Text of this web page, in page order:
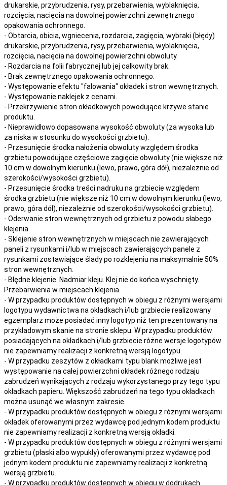
drukarskie, przybrudzenia, rysy, przebarwienia, wyblaknięcia,
rozcięcia, nacięcia na dowolnej powierzchni zewnętrznego
opakowania ochronnego.
- Obtarcia, obicia, wgniecenia, rozdarcia, zagięcia, wybraki (błędy)
drukarskie, przybrudzenia, rysy, przebarwienia, wyblaknięcia,
rozcięcia, nacięcia na dowolnej powierzchni obwoluty.
- Rozdarcia na folii fabrycznej lub jej całkowity brak.
- Brak zewnętrznego opakowania ochronnego.
- Występowanie efektu "falowania" okładek i stron wewnętrznych.
- Występowanie naklejek z cenami.
- Przekrzywienie stron okładkowych powodujące krzywe stanie
produktu.
- Nieprawidłowo dopasowana wysokość obwoluty (za wysoka lub
za niska w stosunku do wysokości grzbietu).
- Przesunięcie środka nałożenia obwoluty względem środka
grzbietu powodujące częściowe zagięcie obwoluty (nie większe niż
10 cm w dowolnym kierunku (lewo, prawo, góra dół), niezależnie od
szerokości/wysokości grzbietu).
- Przesunięcie środka treści nadruku na grzbiecie względem
środka grzbietu (nie większe niż 10 cm w dowolnym kierunku (lewo,
prawo, góra dół), niezależnie od szerokości/wysokości grzbietu).
- Oderwanie stron wewnętrznych od grzbietu z powodu słabego
klejenia.
- Sklejenie stron wewnętrznych w miejscach nie zawierających
paneli z rysunkami i/lub w miejscach zawierających panele z
rysunkami zostawiające ślady po rozklejeniu na maksymalnie 50%
stron wewnętrznych.
- Błędne klejenie. Nadmiar kleju. Klej nie do końca wyschnięty.
Przebarwienia w miejscach klejenia.
- W przypadku produktów dostępnych w obiegu z różnymi wersjami
logotypu wydawnictwa na okładkach i/lub grzbiecie realizowany
egzemplarz może posiadać inny logotyp niż ten prezentowany na
przykładowym skanie na stronie sklepu. W przypadku produktów
posiadających na okładkach i/lub grzbiecie różne wersje logotypów
nie zapewniamy realizacji z konkretną wersją logotypu.
- W przypadku zeszytów z okładkami typu blank możliwe jest
występowanie na całej powierzchni okładek różnego rodzaju
zabrudzeń wynikających z rodzaju wykorzystanego przy tego typu
okładkach papieru. Większość zabrudzeń na tego typu okładkach
można usunąć we własnym zakresie.
- W przypadku produktów dostępnych w obiegu z różnymi wersjami
okładek oferowanymi przez wydawcę pod jednym kodem produktu
nie zapewniamy realizacji z konkretną wersją okładki.
- W przypadku produktów dostępnych w obiegu z różnymi wersjami
grzbietu (płaski albo wypukły) oferowanymi przez wydawcę pod
jednym kodem produktu nie zapewniamy realizacji z konkretną
wersją grzbietu.
- W przypadku produktów dostępnych w obiegu w dodrukach